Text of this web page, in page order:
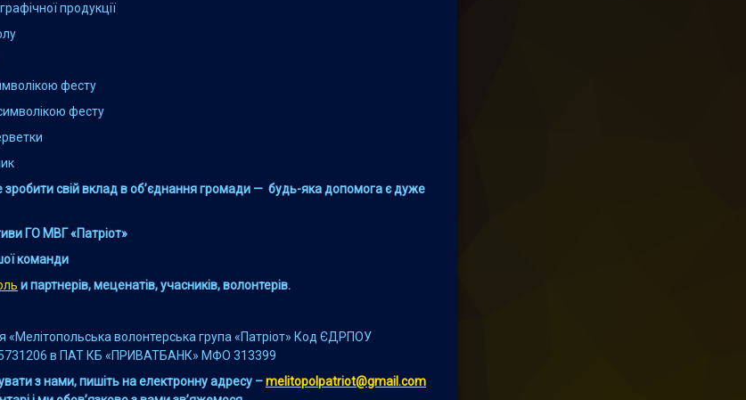
продукції
фесту
фесту
свій вклад в об’єднання громади — будь-яка допомога є дуже
ГО МВГ «Патріот»
команди
и партнерів, меценатів, учасників, волонтерів.
«Мелітопольська волонтерська група «Патріот» Код ЄДРПОУ
в ПАТ КБ «ПРИВАТБАНК» МФО 313399
з нами, пишіть на електронну адресу –melitopolpatriot@gmail.com